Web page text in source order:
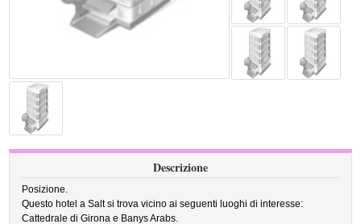
Descrizione
Posizione.
Questo hotel a Salt si trova vicino ai seguenti luoghi di interesse:
Cattedrale di Girona e Banys Arabs.